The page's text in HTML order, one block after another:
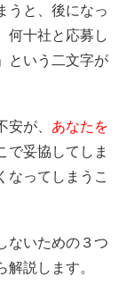
うと、後になっ
何十社と応募し
という二文字が
が、 あなたを
で妥協してしま
なってしまうこ
ないための３つ
説します。